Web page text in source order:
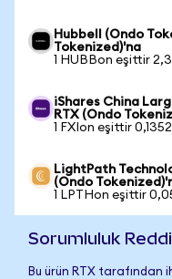
Hubbell (Ondo
Tokenized)'na
1 HUBBon eşittir
iShares China
RTX (Ondo
1 FXIon eşittir
LightPath
(Ondo
1 LPTHon eşittir
Sorumluluk Reddi
Bu ürün RTX tarafından